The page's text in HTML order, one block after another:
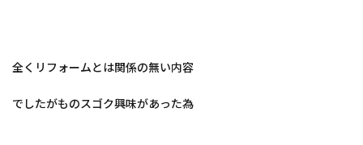
全くリフォームとは関係の無い内容
でしたがものスゴク興味があった為